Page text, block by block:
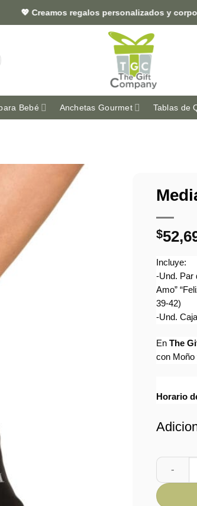
Creamos regalos personalizados y
Bebé Anchetas Gourmet Tablas de
$
Incluye:
-Und. Par
Amo”
39-42)
-Und.
En The
con Moño
Horario
Medias